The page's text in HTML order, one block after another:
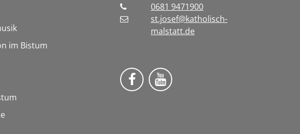
im Bistum
0681 9471900
st.josef@katholisch-
malstatt.de
Folge uns auf Facebook
Folge uns auf YouTube